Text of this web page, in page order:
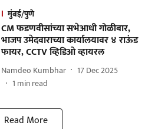
मुंबई/पुणे
CM फडणवीसांच्या सभेआधी गोळीबार,
भाजप उमेदवाराच्या कार्यालयावर ४ राऊंड
फायर, CCTV व्हिडिओ व्हायरल
Namdeo Kumbhar
17 Dec 2025
1 min read
Read More